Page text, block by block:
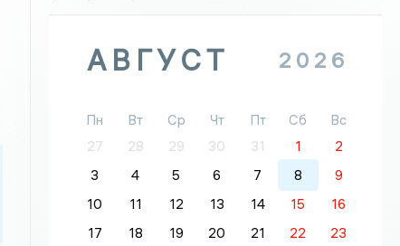
АВГУСТ 2026
Пн Вт Ср Чт Пт Сб
Вс
27
28 29 30 31 1
2
3
4 5 6 7 8
9
10
11 12 13 14 15
16
17
18 19 20 21 22
23